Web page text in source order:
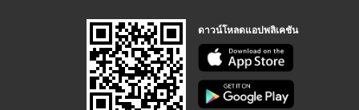
ดาวน์โหลดแอปพลิเคชัน